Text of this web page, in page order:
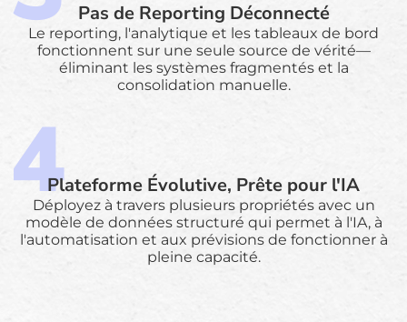
Pas de Reporting Déconnecté
Le reporting, l'analytique et les tableaux de bord
fonctionnent sur une seule source de vérité—
éliminant les systèmes fragmentés et la
consolidation manuelle.
Plateforme Évolutive, Prête pour l'IA
Déployez à travers plusieurs propriétés avec un
modèle de données structuré qui permet à l'IA, à
l'automatisation et aux prévisions de fonctionner à
pleine capacité.